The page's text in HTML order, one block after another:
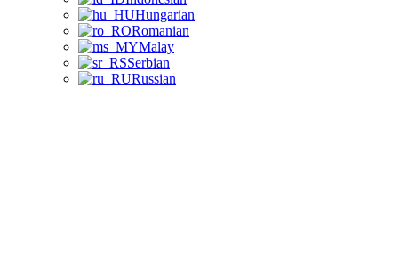
Hungarian
Romanian
Malay
Serbian
Russian